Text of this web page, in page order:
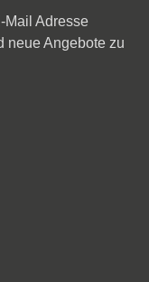
Mail Adresse
neue Angebote zu